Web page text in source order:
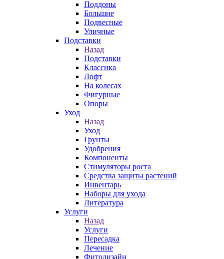
Поддоны
Большие
Подвесные
Уличные
Подставки
Назад
Подставки
Классика
Лофт
На колесах
Фигурные
Опоры
Уход
Назад
Уход
Грунты
Удобрения
Компоненты
Стимуляторы роста
Средства защиты растений
Инвентарь
Наборы для ухода
Литература
Услуги
Назад
Услуги
Пересадка
Лечение
Фитодизайн